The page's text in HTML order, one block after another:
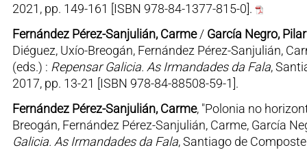
2021, pp. 149-161 [ISBN 978-84-1377-815-0].
Fernández Pérez-Sanjulián, Carme/ García Negro, Pilar
Diéguez, Uxío-Breogán, Fernández Pérez-Sanjulián,
(eds.) : Repensar Galicia. As Irmandades da Fala,
2017, pp. 13-21 [ISBN 978-84-88508-59-1].
Fernández Pérez-Sanjulián, Carme, "Polonia no
Breogán, Fernández Pérez-Sanjulián, Carme, García
Galicia. As Irmandades da Fala, Santiago de